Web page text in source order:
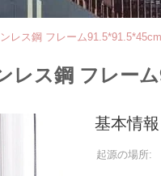
レス鋼 フレーム
ス鋼 フレー
基本情報
起源の場所: